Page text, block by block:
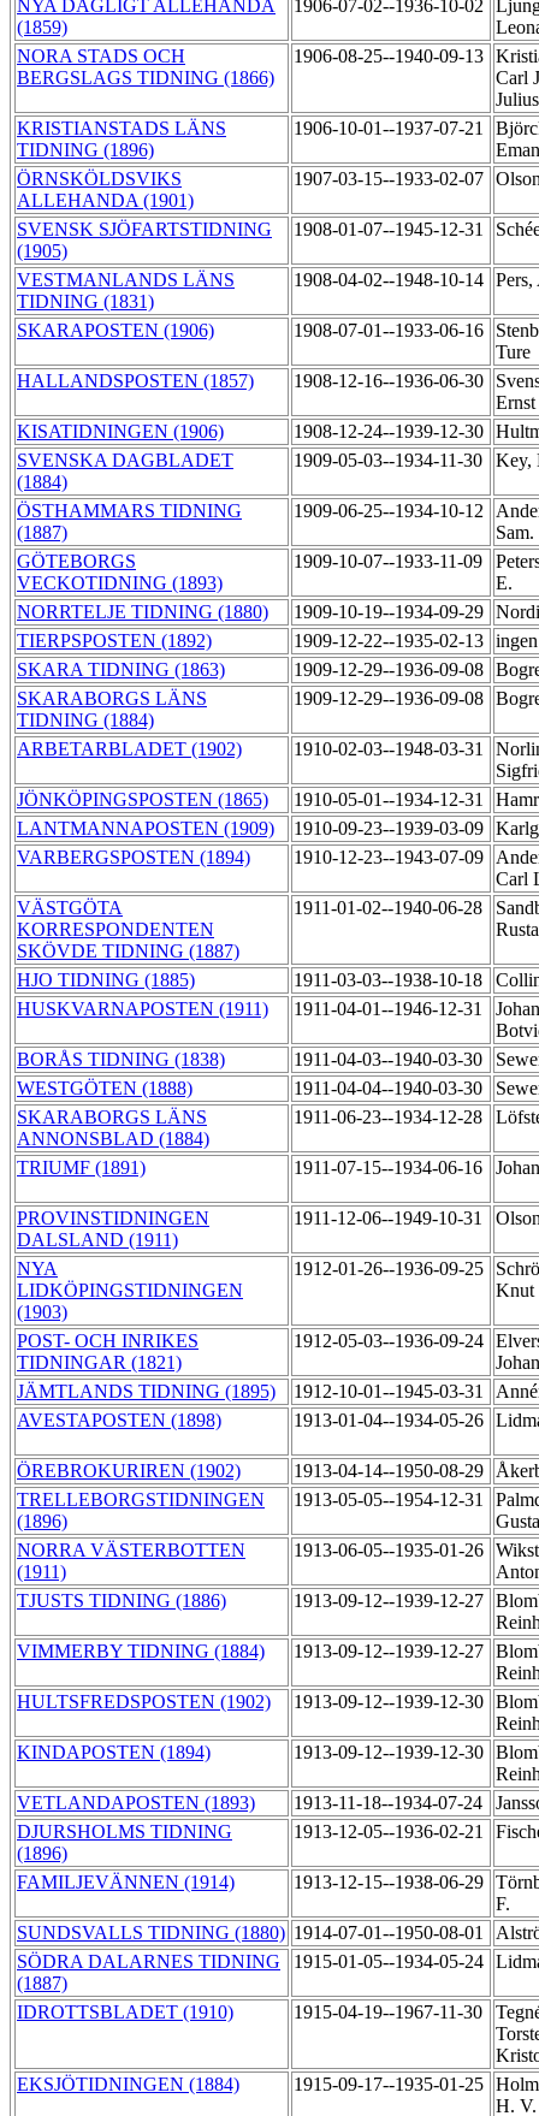
NYA DAGLIGT ALLEHANDA
(1859)
1906-07-02--1936-10-02
NORA STADS OCH
BERGSLAGS TIDNING (1866)
1906-08-25--1940-09-13
Carl
KRISTIANSTADS LÄNS
TIDNING (1896)
1906-10-01--1937-07-21
ÖRNSKÖLDSVIKS
ALLEHANDA (1901)
1907-03-15--1933-02-07
SVENSK SJÖFARTSTIDNING
(1905)
1908-01-07--1945-12-31
VESTMANLANDS LÄNS
TIDNING (1831)
1908-04-02--1948-10-14
SKARAPOSTEN (1906) 1908-07-01--1933-06-16
Ture
HALLANDSPOSTEN (1857)
1908-12-16--1936-06-30
Ernst
KISATIDNINGEN (1906)
1908-12-24--1939-12-30
SVENSKA DAGBLADET
(1884)
1909-05-03--1934-11-30 Key,
ÖSTHAMMARS TIDNING
(1887)
1909-06-25--1934-10-12
Sam.
GÖTEBORGS
VECKOTIDNING (1893)
1909-10-07--1933-11-09
E.
NORRTELJE TIDNING (1880)
1909-10-19--1934-09-29
TIERPSPOSTEN (1892)
1909-12-22--1935-02-13
SKARA TIDNING (1863)
1909-12-29--1936-09-08
SKARABORGS LÄNS
TIDNING (1884)
1909-12-29--1936-09-08
ARBETARBLADET (1902) 1910-02-03--1948-03-31
JÖNKÖPINGSPOSTEN (1865)
1910-05-01--1934-12-31
LANTMANNAPOSTEN (1909)
1910-09-23--1939-03-09
VARBERGSPOSTEN (1894)
1910-12-23--1943-07-09
Carl
VÄSTGÖTA
KORRESPONDENTEN
SKÖVDE TIDNING (1887)
1911-01-02--1940-06-28
HJO TIDNING (1885) 1911-03-03--1938-10-18
HUSKVARNAPOSTEN (1911)
1911-04-01--1946-12-31
BORÅS TIDNING (1838)
1911-04-03--1940-03-30
WESTGÖTEN (1888)
1911-04-04--1940-03-30
SKARABORGS LÄNS
ANNONSBLAD (1884)
1911-06-23--1934-12-28
TRIUMF (1891) 1911-07-15--1934-06-16
PROVINSTIDNINGEN
DALSLAND (1911)
1911-12-06--1949-10-31
NYA
LIDKÖPINGSTIDNINGEN
(1903)
1912-01-26--1936-09-25
Knut
POST- OCH INRIKES
TIDNINGAR (1821)
1912-05-03--1936-09-24
JÄMTLANDS TIDNING (1895)
1912-10-01--1945-03-31
AVESTAPOSTEN (1898)
1913-01-04--1934-05-26
ÖREBROKURIREN (1902) 1913-04-14--1950-08-29
TRELLEBORGSTIDNINGEN
(1896)
1913-05-05--1954-12-31
NORRA VÄSTERBOTTEN
(1911)
1913-06-05--1935-01-26
TJUSTS TIDNING (1886)
1913-09-12--1939-12-27
VIMMERBY TIDNING (1884)
1913-09-12--1939-12-27
HULTSFREDSPOSTEN (1902)
1913-09-12--1939-12-30
KINDAPOSTEN (1894)
1913-09-12--1939-12-30
VETLANDAPOSTEN (1893)
1913-11-18--1934-07-24
DJURSHOLMS TIDNING
(1896)
1913-12-05--1936-02-21
FAMILJEVÄNNEN (1914) 1913-12-15--1938-06-29
F.
SUNDSVALLS TIDNING (1880) 1914-07-01--1950-08-01
SÖDRA DALARNES TIDNING
(1887)
1915-01-05--1934-05-24
IDROTTSBLADET (1910) 1915-04-19--1967-11-30
EKSJÖTIDNINGEN (1884)
1915-09-17--1935-01-25
H.